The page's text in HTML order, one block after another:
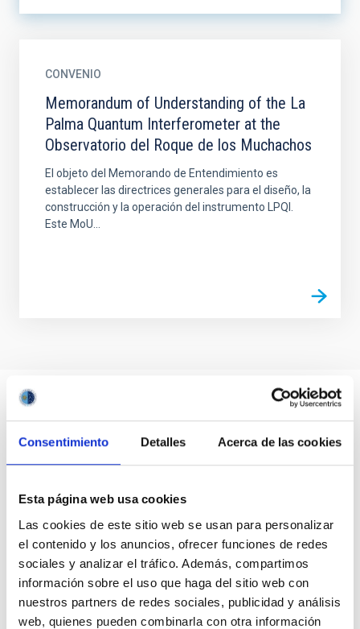
Consentimiento Detalles Acerca de las cookies
Esta página web usa cookies
Las cookies de este sitio web se usan para personalizar
el contenido y los anuncios, ofrecer funciones de redes
sociales y analizar el tráfico. Además, compartimos
información sobre el uso que haga del sitio web con
nuestros partners de redes sociales, publicidad y análisis
web, quienes pueden combinarla con otra información
CONVENIO
Memorandum of Understanding of the La
Palma Quantum Interferometer at the
Observatorio del Roque de los Muchachos
El objeto del Memorando de Entendimiento es
establecer las directrices generales para el diseño, la
construcción y la operación del instrumento LPQI.
Este MoU...